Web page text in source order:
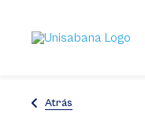
contenido
principal
Atrás